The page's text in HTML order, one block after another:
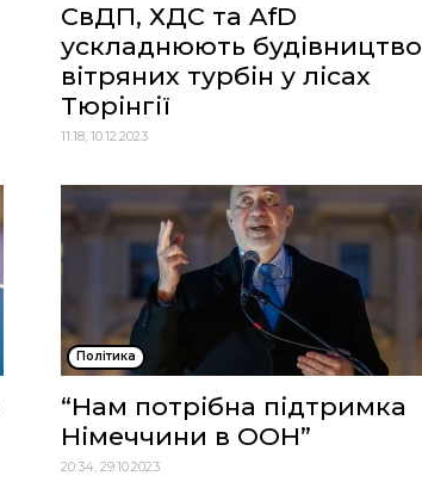
СвДП, ХДС та AfD
ускладнюють будівництво
вітряних турбін у лісах
Тюрінгії
11:18, 10.12.2023
Політика
“Нам потрібна підтримка
Німеччини в ООН”
20:34, 29.10.2023